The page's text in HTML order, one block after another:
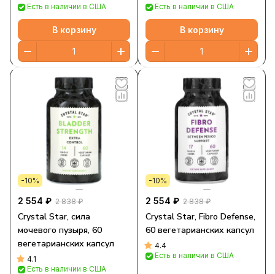
Есть в наличии в США
В корзину
Есть в наличии в США
В корзину
-10%
2 554 ₽ 2 838 ₽
Crystal Star, сила
мочевого пузыря, 60
вегетарианских капсул
4.1
Есть в наличии в США
-10%
2 554 ₽ 2 838 ₽
Crystal Star, Fibro Defense,
60 вегетарианских капсул
4.4
Есть в наличии в США